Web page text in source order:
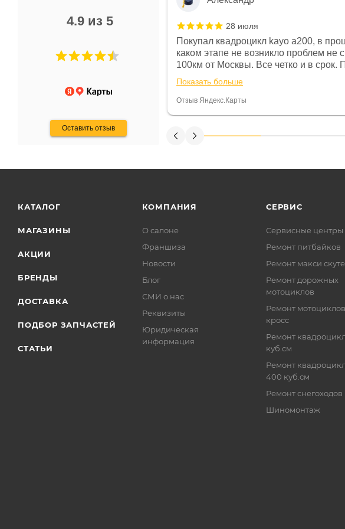
4.9 из 5
Оставить отзыв
Не понравились условия
и дают только на год)
28 июля
Покупал квадроцикл kayo a200, в
каком этапе не возникло проблем не
100км от Москвы. Все четко и в срок.
спидометре всегда был 0, при этом
постоянно были на связи и в итоге
Считаю, что это говорит о
Показать больше
Отзыв Яндекс.Карты
КАТАЛОГ
МАГАЗИНЫ
АКЦИИ
БРЕНДЫ
ДОСТАВКА
ПОДБОР ЗАПЧАСТЕЙ
СТАТЬИ
КОМПАНИЯ
О салоне
Франшиза
Новости
Блог
СМИ о нас
Реквизиты
Юридическая
информация
СЕРВИС
Сервисные центры
Ремонт питбайков
Ремонт макси
Ремонт дорожных
мотоциклов
Ремонт
кросс
Ремонт
куб.см
Ремонт
400 куб.см
Ремонт снегоходов
Шиномонтаж